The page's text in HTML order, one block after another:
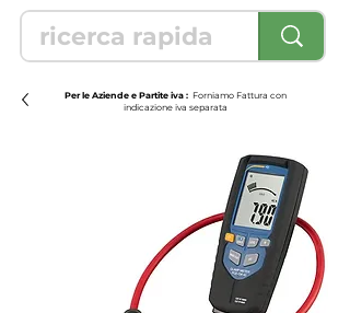
Per le Aziende e Partite iva : Forniamo Fattura con
indicazione iva separata